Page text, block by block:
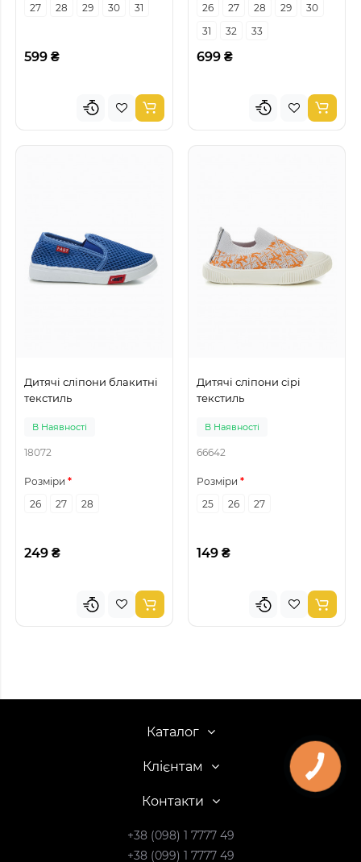
27
28 29 30 31
599 ₴
26
27 28 29
30
31
32 33
699 ₴
Дитячі сліпони блакитні
текстиль
В Наявності
18072
Розміри
26
27 28
249 ₴
Дитячі сліпони сірі
текстиль
В Наявності
66642
Розміри
25
26 27
149 ₴
Каталог
Клієнтам
Контакти
+38 (098) 1 7777 49
+38 (099) 1 7777 49